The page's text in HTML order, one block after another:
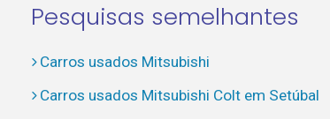
Pesquisas semelhantes
Carros usados Mitsubishi
Carros usados Mitsubishi Colt em Setúbal